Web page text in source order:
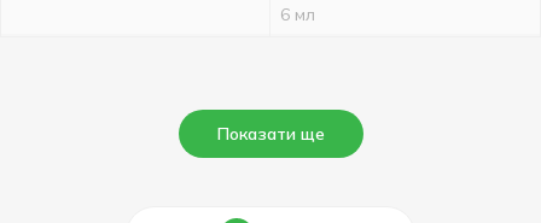
6 мл
Показати ще